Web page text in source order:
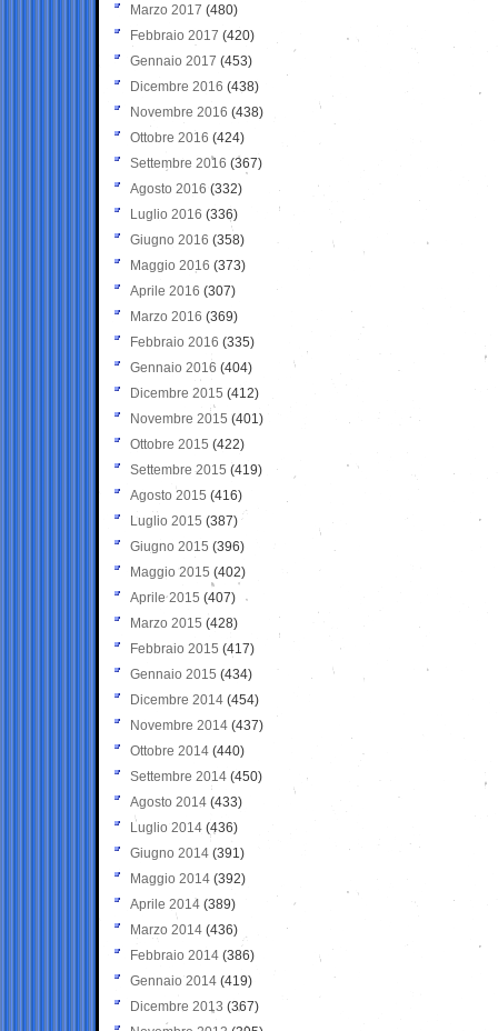
Marzo 2017 (480)
Febbraio 2017 (420)
Gennaio 2017 (453)
Dicembre 2016 (438)
Novembre 2016 (438)
Ottobre 2016 (424)
Settembre 2016 (367)
Agosto 2016 (332)
Luglio 2016 (336)
Giugno 2016 (358)
Maggio 2016 (373)
Aprile 2016 (307)
Marzo 2016 (369)
Febbraio 2016 (335)
Gennaio 2016 (404)
Dicembre 2015 (412)
Novembre 2015 (401)
Ottobre 2015 (422)
Settembre 2015 (419)
Agosto 2015 (416)
Luglio 2015 (387)
Giugno 2015 (396)
Maggio 2015 (402)
Aprile 2015 (407)
Marzo 2015 (428)
Febbraio 2015 (417)
Gennaio 2015 (434)
Dicembre 2014 (454)
Novembre 2014 (437)
Ottobre 2014 (440)
Settembre 2014 (450)
Agosto 2014 (433)
Luglio 2014 (436)
Giugno 2014 (391)
Maggio 2014 (392)
Aprile 2014 (389)
Marzo 2014 (436)
Febbraio 2014 (386)
Gennaio 2014 (419)
Dicembre 2013 (367)